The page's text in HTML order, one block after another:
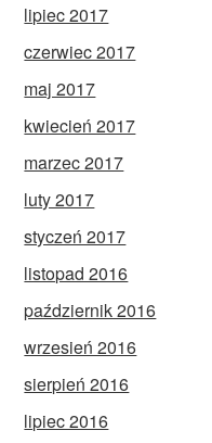
lipiec 2017
czerwiec 2017
maj 2017
kwiecień 2017
marzec 2017
luty 2017
styczeń 2017
listopad 2016
październik 2016
wrzesień 2016
sierpień 2016
lipiec 2016